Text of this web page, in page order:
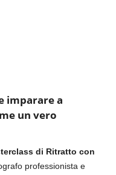
imparare a
un vero
di Ritratto con
professionista e